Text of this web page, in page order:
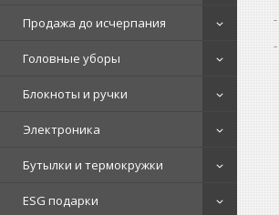
Продажа до исчерпания
Головные уборы
Блокноты и ручки
Электроника
Бутылки и термокружки
ESG подарки